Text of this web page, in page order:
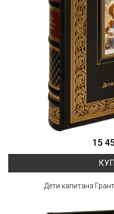
15
Дети капитана